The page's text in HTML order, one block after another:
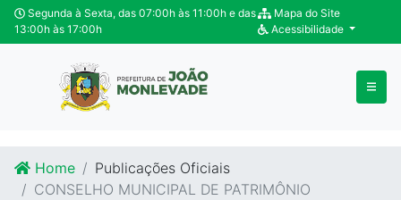
Ir para o conteúdo
Ir para o fim do conteúdo
Segunda à Sexta, das 07:00h às 11:00h e das
13:00h às 17:00h
Mapa do Site
Acessibilidade
Home
Publicações Oficiais
CONSELHO MUNICIPAL DE PATRIMÔNIO